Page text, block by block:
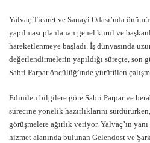
Yalvaç Ticaret ve Sanayi Odası’nda
yapılması planlanan genel kurul ve
hareketlenmeye başladı. İş dünyasında
değerlendirmelerin yapıldığı süreçte, son
Sabri Parpar öncülüğünde yürütülen
Edinilen bilgilere göre Sabri Parpar ve
sürecine yönelik hazırlıklarını
görüşmelere ağırlık veriyor. Yalvaç’ın yanı
hizmet alanında bulunan Gelendost ve